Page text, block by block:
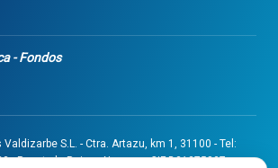
- Fondos
S.L. - Ctra. Artazu, km 1, 31100 - Tel:
- Puente la Reina - Navarra - CIF B31275837.